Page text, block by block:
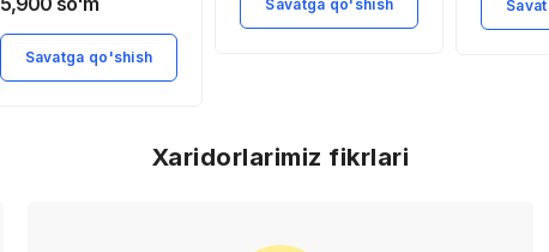
Savatga qo'shish
Savatga qo'shish
Xaridorlarimiz fikrlari